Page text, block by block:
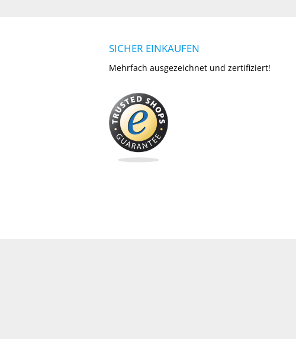
SICHER EINKAUFEN
Mehrfach ausgezeichnet und zertifiziert!